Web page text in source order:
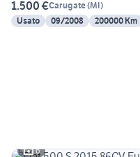
1.500 €Carugate(MI)
Usato
09/2008 200000 Km
6